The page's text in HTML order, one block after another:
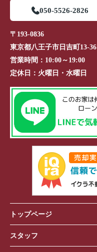
050-5526-2826
〒193-0836
東京都八王子市日吉町13-36
営業時間： 10:00～19:00
定休日： 火曜日・水曜日
トップページ
スタッフ